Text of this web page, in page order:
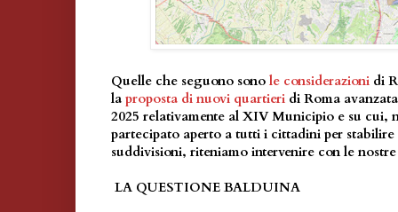
Quelle che seguono sono le considerazioni di
la proposta di nuovi quartieri di Roma
2025 relativamente al XIV Municipio e su cui,
partecipato aperto a tutti i cittadini per
suddivisioni, riteniamo intervenire con le
LA QUESTIONE BALDUINA